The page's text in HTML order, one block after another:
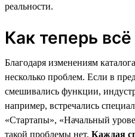
реальности.
Как теперь
Благодаря изменениям
несколько проблем. Если в
смешивались функции,
например, встречались
«Стартапы», «Начальный
такой проблемы нет. Каждая